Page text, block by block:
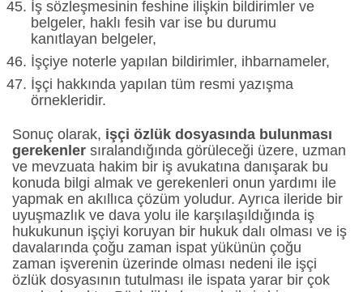
İş sözleşmesinin feshine ilişkin bildirimler ve
belgeler, haklı fesih var ise bu durumu
kanıtlayan belgeler,
İşçiye noterle yapılan bildirimler, ihbarnameler,
İşçi hakkında yapılan tüm resmi yazışma
örnekleridir.
Sonuç olarak, işçi özlük dosyasında bulunması
gerekenler sıralandığında görüleceği üzere, uzman
ve mevzuata hakim bir iş avukatına danışarak bu
konuda bilgi almak ve gerekenleri onun yardımı ile
yapmak en akıllıca çözüm yoludur. Ayrıca ileride bir
uyuşmazlık ve dava yolu ile karşılaşıldığında iş
hukukunun işçiyi koruyan bir hukuk dalı olması ve iş
davalarında çoğu zaman ispat yükünün çoğu
zaman işverenin üzerinde olması nedeni ile işçi
özlük dosyasının tutulması ile ispata yarar bir çok